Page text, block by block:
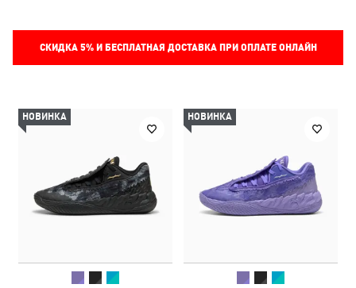
СКИДКА 5%И БЕСПЛАТНАЯ ДОСТАВКА ПРИ ОПЛАТЕ ОНЛАЙН
НОВИНКА НОВИНКА